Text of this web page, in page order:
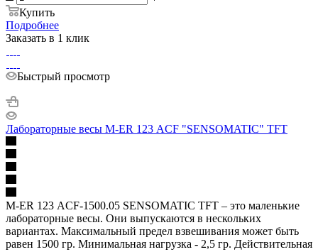
Купить
Подробнее
Заказать в 1 клик
Быстрый просмотр
Лабораторные весы M-ER 123 АCF "SENSOMATIC" TFT
M-ER 123 АCF-1500.05 SENSOMATIC TFT – это маленькие
лабораторные весы. Они выпускаются в нескольких
вариантах. Максимальный предел взвешивания может быть
равен 1500 гр. Минимальная нагрузка - 2,5 гр. Действительная